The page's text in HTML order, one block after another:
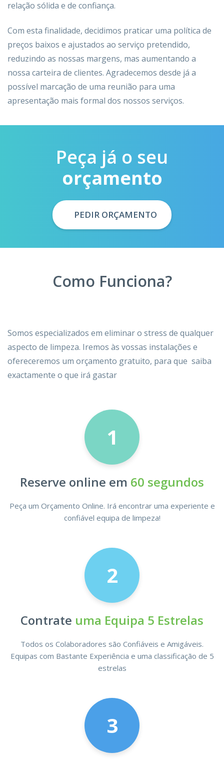
relação sólida e de confiança.
Com esta finalidade, decidimos praticar uma política de
preços baixos e ajustados ao serviço pretendido,
reduzindo as nossas margens, mas aumentando a
nossa carteira de clientes. Agradecemos desde já a
possível marcação de uma reunião para uma
apresentação mais formal dos nossos serviços.
Peça já o seu
orçamento
PEDIR ORÇAMENTO
Como Funciona?
Somos especializados em eliminar o stress de qualquer
aspecto de limpeza. Iremos às vossas instalações e
ofereceremos um orçamento gratuito, para que saiba
exactamente o que irá gastar
1
Reserve online em 60 segundos
Peça um Orçamento Online. Irá encontrar uma experiente e
confiável equipa de limpeza!
2
Contrate uma Equipa 5 Estrelas
Todos os Colaboradores são Confiáveis e Amigáveis.
Equipas com Bastante Experiência e uma classificação de 5
estrelas
3